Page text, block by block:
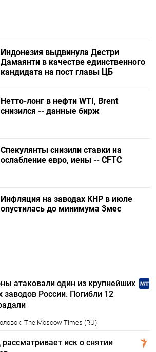
Индонезия выдвинула Дестри
⁠Дамаянти в качестве единственного
кандидата на пост главы ЦБ
Нетто-лонг в нефти WTI, Brent
снизился -- данные бирж
Спекулянты снизили ставки на
ослабление евро, иены -- CFTC
Инфляция на заводах КНР в июле
опустилась до минимума 3мес